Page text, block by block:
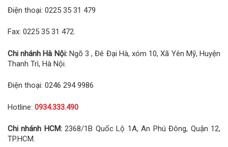
Điện thoại: 0225 35 31 479
Fax: 0225 35 31 472.
Chi nhánh Hà Nội:Ngõ 3 , Đê Đại Hà, xóm 10, Xã Yên Mỹ, Huyện
Thanh Trì, Hà Nội.
Điện thoại: 0246 294 9986
Hotline: 0934.333.490
Chi nhánh HCM:2368/1B Quốc Lộ 1A, An Phú Đông, Quận 12,
TP.HCM.